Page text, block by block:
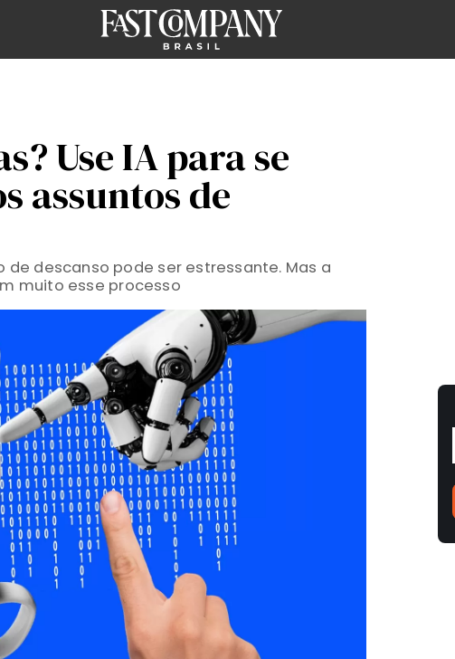
Use IA para se
assuntos de
descanso pode ser estressante. Mas a
muito esse processo